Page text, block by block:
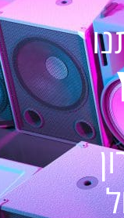
מחיר
₪3,490.00
₪4,490.00